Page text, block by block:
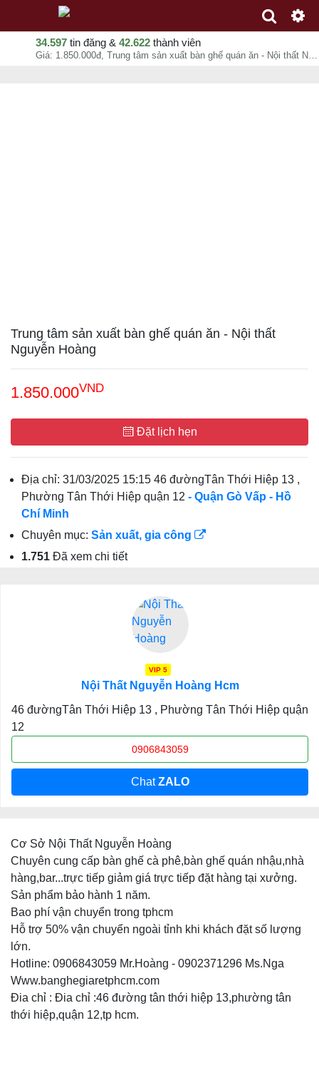
34.597 tin đăng & 42.622 thành viên
Giá: 1.850.000đ, Trung tâm sản xuất bàn ghế quán ăn - Nội thất Nguyễn Hoàng, Nội Thất Nguyễn Hoàng Hcm, chuyên mục Sản xuất, gia công tại Quận Gò Vấp - Hồ Chí Minh - 07-08-2026 09:38:48
Trung tâm sản xuất bàn ghế quán ăn - Nội thất
Nguyễn Hoàng
1.850.000VND
Đặt lịch hẹn
Địa chỉ: 31/03/2025 15:15 46 đườngTân Thới Hiệp 13 ,
Phường Tân Thới Hiệp quận 12 - Quận Gò Vấp - Hồ
Chí Minh
Chuyên mục: Sản xuất, gia công
1.751 Đã xem chi tiết
VIP 5
Nội Thất Nguyễn Hoàng Hcm
46 đườngTân Thới Hiệp 13 , Phường Tân Thới Hiệp quận
12
0906843059
ChatZALO
Cơ Sở Nội Thất Nguyễn Hoàng
Chuyên cung cấp bàn ghế cà phê,bàn ghế quán nhậu,nhà
hàng,bar...trực tiếp giảm giá trực tiếp đặt hàng tại xưởng.
Sản phẩm bảo hành 1 năm.
Bao phí vận chuyển trong tphcm
Hỗ trợ 50% vận chuyển ngoài tỉnh khi khách đặt số lượng
lớn.
Hotline: 0906843059 Mr.Hoàng - 0902371296 Ms.Nga
Www.banghegiaretphcm.com
Đia chỉ : Đia chỉ :46 đường tân thới hiệp 13,phường tân
thới hiệp,quận 12,tp hcm.